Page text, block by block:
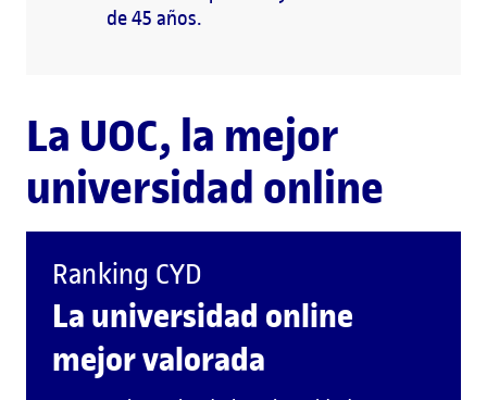
de 45 años.
La UOC, la mejor
universidad online
Ranking CYD
La universidad online
mejor valorada